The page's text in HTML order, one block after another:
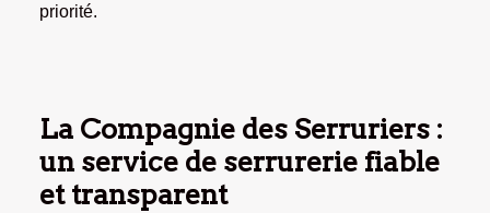
priorité.
La Compagnie des Serruriers :
un service de serrurerie fiable
et transparent